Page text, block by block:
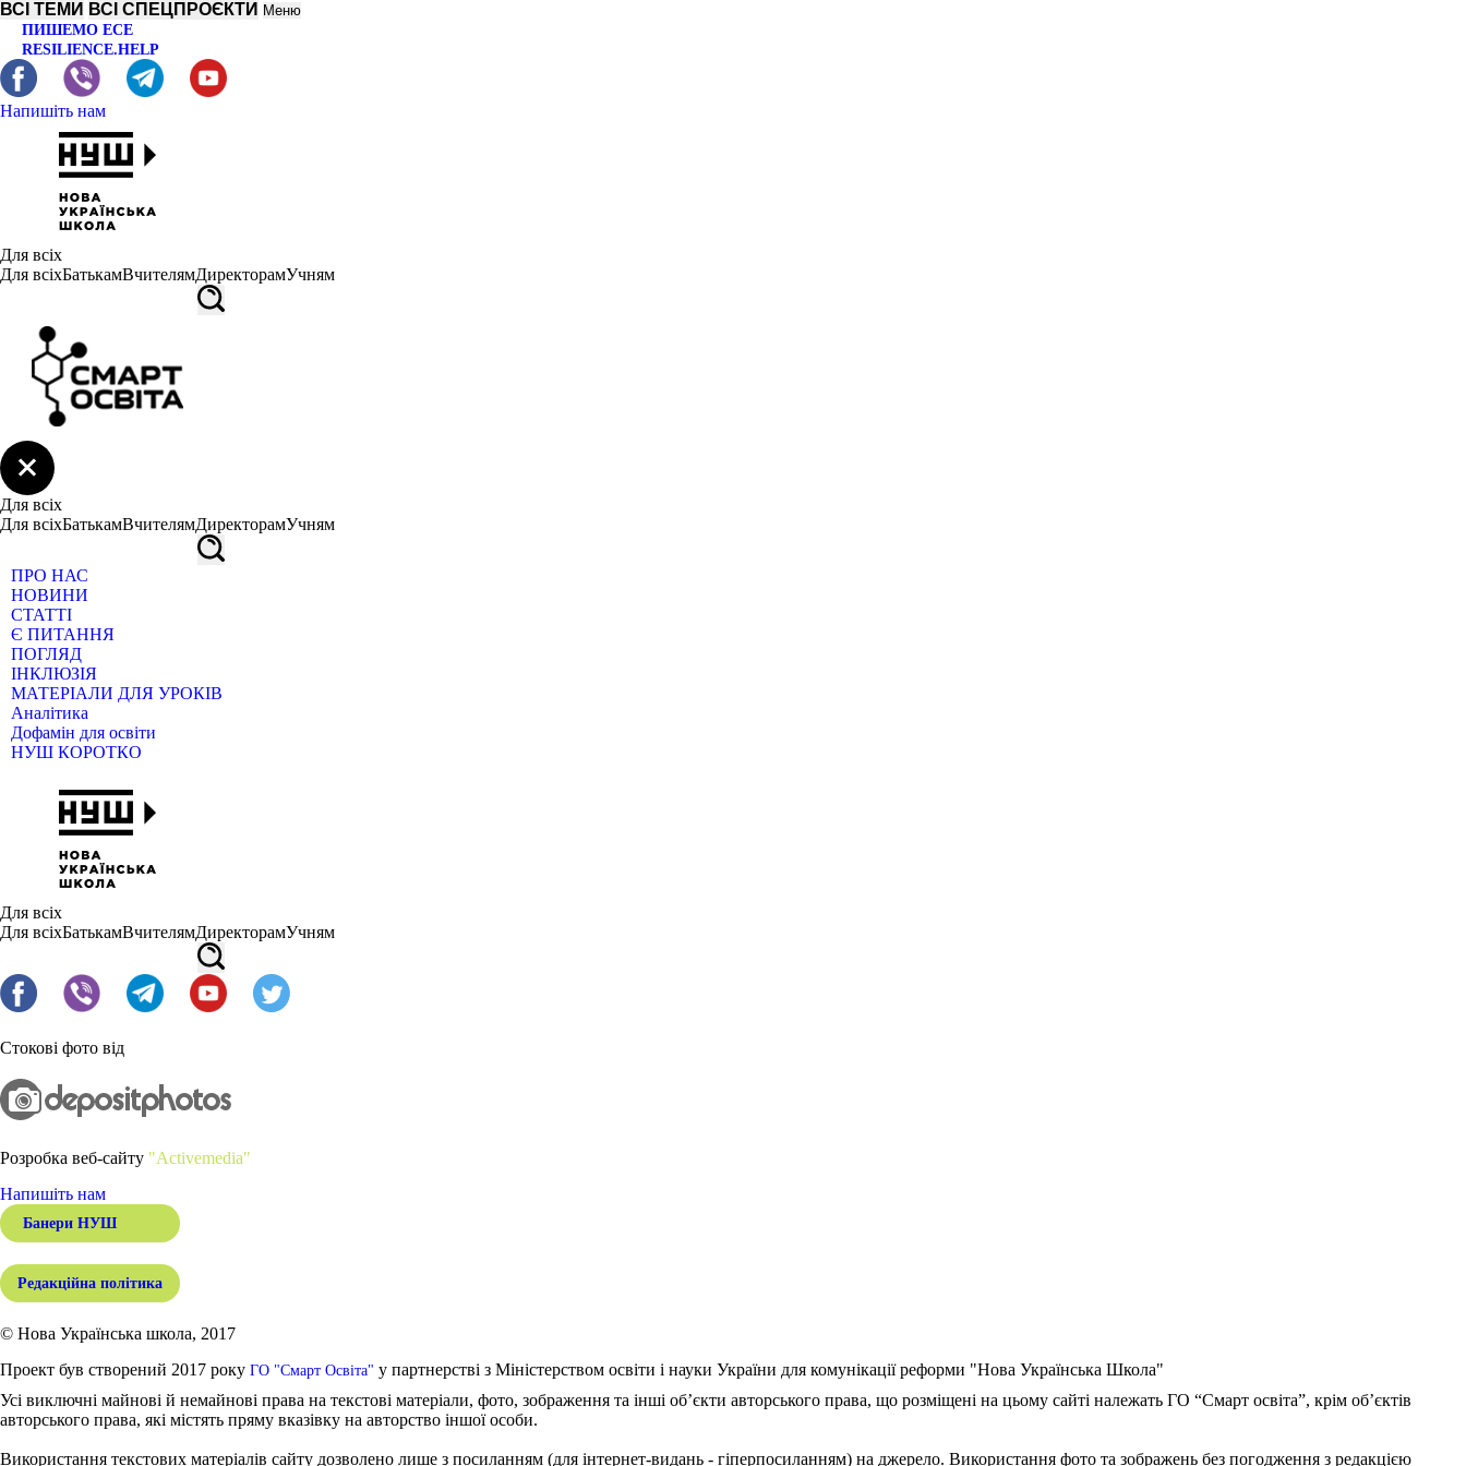
ВСІ ТЕМИ ВСІ СПЕЦПРОЄКТИ Меню
ПИШЕМО ЕСЕ
RESILIENCE.HELP
Напишіть нам
Для всіх
Для всіхБатькамВчителямДиректорамУчням
Для всіх
Для всіхБатькамВчителямДиректорамУчням
ПРО НАС
НОВИНИ
СТАТТІ
Є ПИТАННЯ
ПОГЛЯД
ІНКЛЮЗІЯ
МАТЕРІАЛИ ДЛЯ УРОКІВ
Аналітика
Дофамін для освіти
НУШ КОРОТКО
Для всіх
Для всіхБатькамВчителямДиректорамУчням
Стокові фото від
Розробка веб-сайту "Activemedia"
Напишіть нам
Банери НУШ
Редакційна політика
© Нова Українська школа, 2017
Проект був створений 2017 року ГО "Смарт Освіта" у партнерстві з Міністерством освіти і науки України для комунікації реформи "Нова Українська Школа"
Усі виключні майнові й немайнові права на текстові матеріали, фото, зображення та інші об’єкти авторського права, що розміщені на цьому сайті належать ГО “Смарт освіта”, крім об’єктів
авторського права, які містять пряму вказівку на авторство іншої особи.
Використання текстових матеріалів сайту дозволено лише з посиланням (для інтернет-видань - гіперпосиланням) на джерело. Використання фото та зображень без погодження з редакцією